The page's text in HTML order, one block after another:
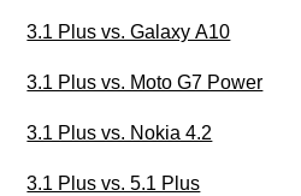
3.1 Plus vs. Galaxy A10
3.1 Plus vs. Moto G7 Power
3.1 Plus vs. Nokia 4.2
3.1 Plus vs. 5.1 Plus